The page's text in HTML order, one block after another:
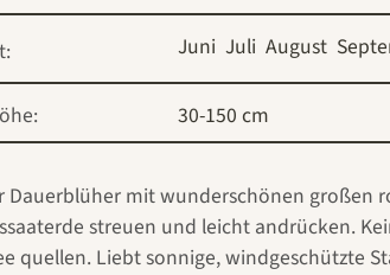
Juni Juli August
30-150 cm
Dauerblüher mit wunderschönen großen
streuen und leicht andrücken.
quellen. Liebt sonnige, windgeschützte